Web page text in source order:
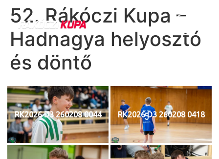
52. Rákóczi Kupa –
Hadnagya helyosztó
és döntő
RK2026 D3 260208 0044 RK2026 D3 260208 0418